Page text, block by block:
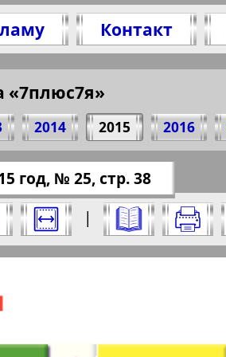
Контакт
«7плюс7я»
2014 2015 2016
нажмите на него:
год, № 25, стр. 38
|
Выберите страницу и
4
Отправить
№ 25, 2015 г.
ссылку)
Все pro все